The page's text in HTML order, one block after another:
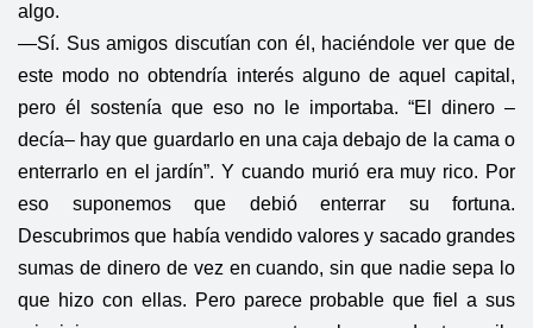
algo.
—Sí. Sus amigos discutían con él, haciéndole ver que de
este modo no obtendría interés alguno de aquel capital,
pero él sostenía que eso no le importaba. “El dinero –
decía– hay que guardarlo en una caja debajo de la cama o
enterrarlo en el jardín”. Y cuando murió era muy rico. Por
eso suponemos que debió enterrar su fortuna.
Descubrimos que había vendido valores y sacado grandes
sumas de dinero de vez en cuando, sin que nadie sepa lo
que hizo con ellas. Pero parece probable que fiel a sus